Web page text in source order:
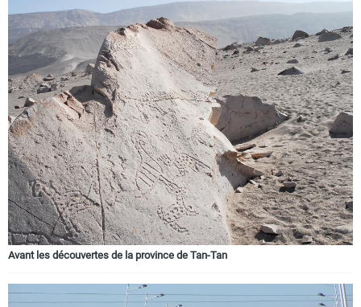
Avant les découvertes de la province de Tan-Tan